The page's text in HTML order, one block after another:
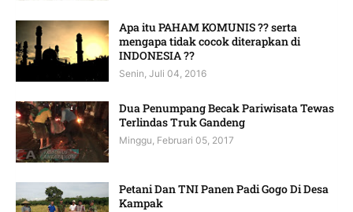
Apa itu PAHAM KOMUNIS ?? serta
mengapa tidak cocok diterapkan di
INDONESIA ??
Senin, Juli 04, 2016
Dua Penumpang Becak Pariwisata Tewas
Terlindas Truk Gandeng
Minggu, Februari 05, 2017
Petani Dan TNI Panen Padi Gogo Di Desa
Kampak